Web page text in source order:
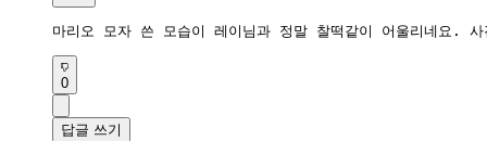
마리오 모자 쓴 모습이 레이님과 정말 찰떡같이 어울리네요.
0
답글 쓰기